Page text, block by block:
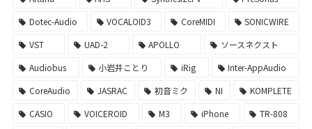
Dotec-Audio
VOCALOID3 CoreMIDI
SONICWIRE
VST
UAD-2 APOLLO
ソースネクスト
Audiobus
小岩井ことり iRig
Inter-AppAudio
CoreAudio
JASRAC 初音ミク NI
KOMPLETE
CASIO
VOICEROID M3 iPhone
TR-808